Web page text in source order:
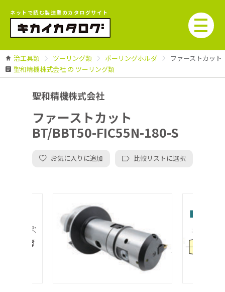
ネットで読む製造業のカタログサイト
治工具類 ツーリング類 ボーリングホルダ
ファーストカッ
聖和精機株式会社 の ツーリング類
聖和精機株式会社
ファーストカット
BT/BBT50-FIC55N-180-S
お気に入りに追加 比較リストに選択